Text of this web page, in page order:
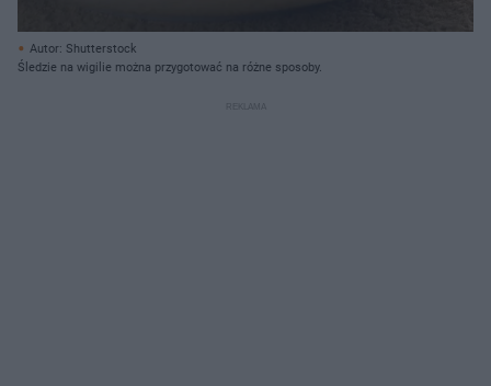
Autor: Shutterstock
Śledzie na wigilie można przygotować na różne sposoby.